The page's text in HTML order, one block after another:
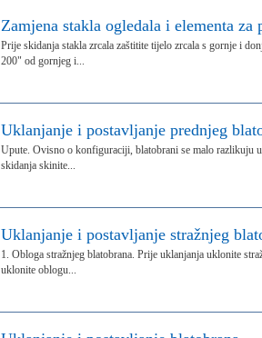
Zamjena stakla ogledala i elementa za
Prije skidanja stakla zrcala zaštitite tijelo zrcala s gornje i
200" od gornjeg i...
Uklanjanje i postavljanje prednjeg
Upute. Ovisno o konfiguraciji, blatobrani se malo razlikuju
skidanja skinite...
Uklanjanje i postavljanje stražnjeg
1. Obloga stražnjeg blatobrana. Prije uklanjanja uklonite
uklonite oblogu...